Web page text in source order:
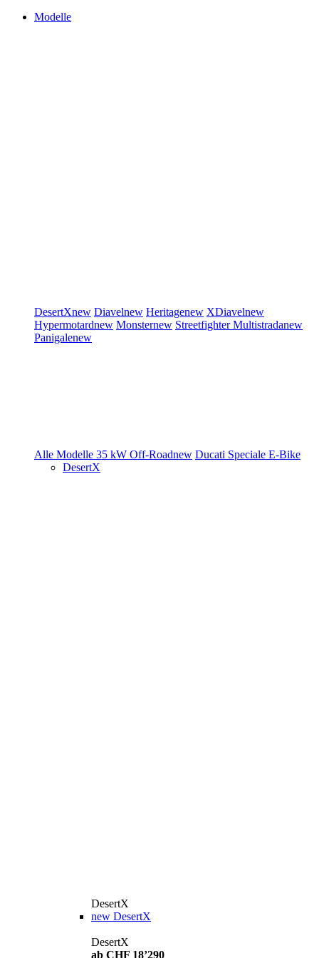
Modelle
DesertXnew Diavelnew Heritagenew XDiavelnew
Hypermotardnew Monsternew StreetfighterMultistradanew
Panigalenew
Alle Modelle 35 kW Off-Roadnew Ducati Speciale E-Bike
DesertX
DesertX
new DesertX
DesertX
ab CHF 18’290